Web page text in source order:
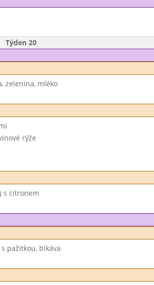
Týden 20
zelenina, mléko
rýže
s citronem
pažitkou, bikáva